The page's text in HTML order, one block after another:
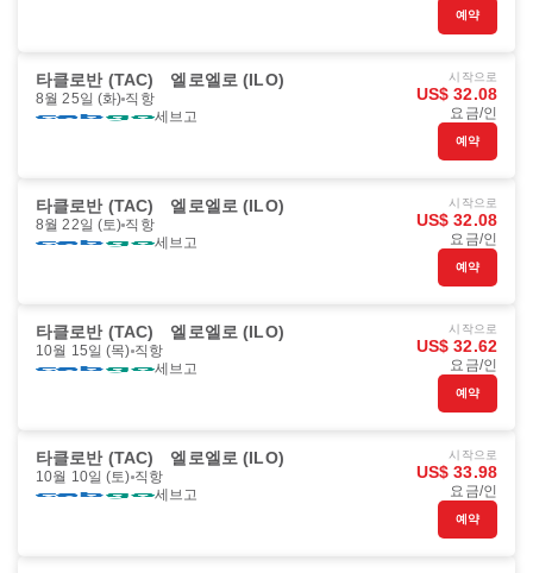
예약
타클로반 (TAC) 엘로엘로 (ILO)
8월 25일 (화) 직항
세브고
시작으로
US$ 32.08
요금/인
예약
타클로반 (TAC) 엘로엘로 (ILO)
8월 22일 (토) 직항
세브고
시작으로
US$ 32.08
요금/인
예약
타클로반 (TAC) 엘로엘로 (ILO)
10월 15일 (목) 직항
세브고
시작으로
US$ 32.62
요금/인
예약
타클로반 (TAC) 엘로엘로 (ILO)
10월 10일 (토) 직항
세브고
시작으로
US$ 33.98
요금/인
예약